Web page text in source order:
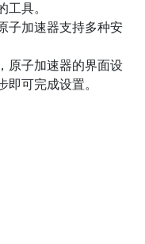
具。
子加速器支持多种安
原子加速器的界面设
可完成设置。